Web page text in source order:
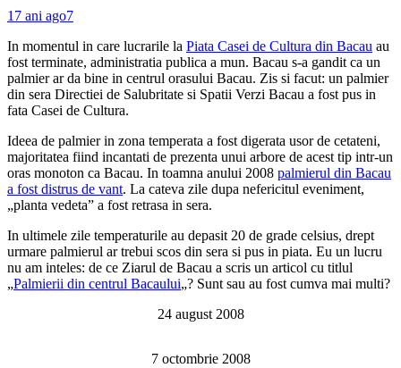
17 ani ago7
In momentul in care lucrarile la Piata Casei de Cultura din Bacau au
fost terminate, administratia publica a mun. Bacau s-a gandit ca un
palmier ar da bine in centrul orasului Bacau. Zis si facut: un palmier
din sera Directiei de Salubritate si Spatii Verzi Bacau a fost pus in
fata Casei de Cultura.
Ideea de palmier in zona temperata a fost digerata usor de cetateni,
majoritatea fiind incantati de prezenta unui arbore de acest tip intr-un
oras monoton ca Bacau. In toamna anului 2008 palmierul din Bacau
a fost distrus de vant. La cateva zile dupa nefericitul eveniment,
„planta vedeta” a fost retrasa in sera.
In ultimele zile temperaturile au depasit 20 de grade celsius, drept
urmare palmierul ar trebui scos din sera si pus in piata. Eu un lucru
nu am inteles: de ce Ziarul de Bacau a scris un articol cu titlul
„Palmierii din centrul Bacaului„? Sunt sau au fost cumva mai multi?
24 august 2008
7 octombrie 2008